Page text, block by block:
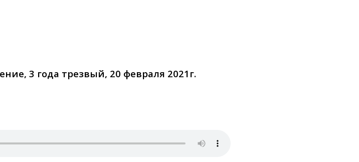
3 года трезвый, 20 февраля 2021г.